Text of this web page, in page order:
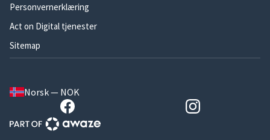
Personvernerklæring
Act on Digital tjenester
Sitemap
Norsk — NOK